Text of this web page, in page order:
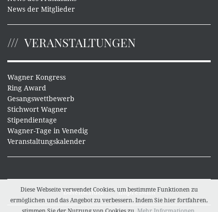
News der Mitglieder
VERANSTALTUNGEN
Wagner Kongress
Ring Award
Gesangswettbewerb
Stichwort Wagner
Stipendientage
Wagner-Tage in Venedig
Veranstaltungskalender
Datenschutz Impressum
Diese Webseite verwendet Cookies, um bestimmte Funktionen zu
ermöglichen und das Angebot zu verbessern. Indem Sie hier fortfahren,